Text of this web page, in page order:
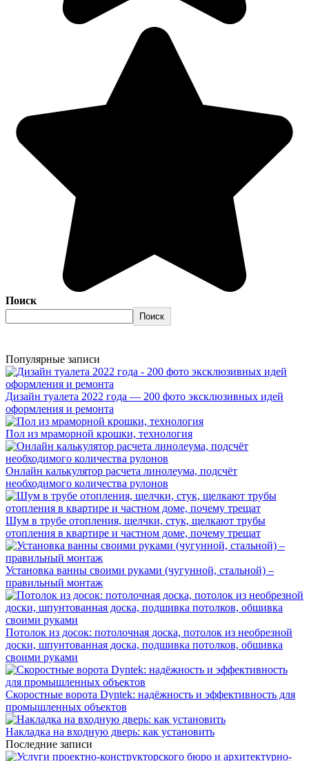
Поиск
Поиск
Популярные записи
Дизайн туалета 2022 года — 200 фото эксклюзивных идей
оформления и ремонта
Пол из мраморной крошки, технология
Онлайн калькулятор расчета линолеума, подсчёт
необходимого количества рулонов
Шум в трубе отопления, щелчки, стук, щелкают трубы
отопления в квартире и частном доме, почему трещат
Установка ванны своими руками (чугунной, стальной) –
правильный монтаж
Потолок из досок: потолочная доска, потолок из необрезной
доски, шпунтованная доска, подшивка потолков, обшивка
своими руками
Скоростные ворота Dyntek: надёжность и эффективность для
промышленных объектов
Накладка на входную дверь: как установить
Последние записи